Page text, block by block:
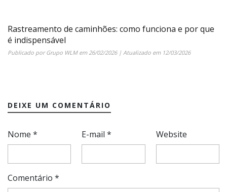
Rastreamento de caminhões: como funciona e por que
é indispensável
Publicado porGrupo WLMem26/02/2026| Atualizado em 12/03/2026
DEIXE UM COMENTÁRIO
Nome * E-mail* Website
Comentário *